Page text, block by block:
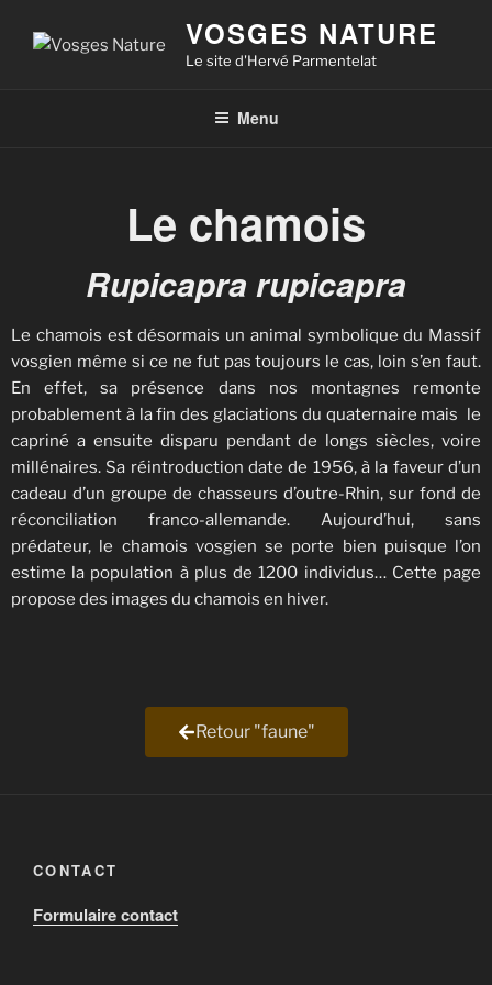
VOSGES NATURE
Le site d'Hervé Parmentelat
Menu
Le chamois
Rupicapra rupicapra
Le chamois est désormais un animal symbolique du Massif
vosgien même si ce ne fut pas toujours le cas, loin s’en faut.
En effet, sa présence dans nos montagnes remonte
probablement à la fin des glaciations du quaternaire mais le
capriné a ensuite disparu pendant de longs siècles, voire
millénaires. Sa réintroduction date de 1956, à la faveur d’un
cadeau d’un groupe de chasseurs d’outre-Rhin, sur fond de
réconciliation franco-allemande. Aujourd’hui, sans
prédateur, le chamois vosgien se porte bien puisque l’on
estime la population à plus de 1200 individus… Cette page
propose des images du chamois en hiver.
Retour "faune"
CONTACT
Formulaire contact